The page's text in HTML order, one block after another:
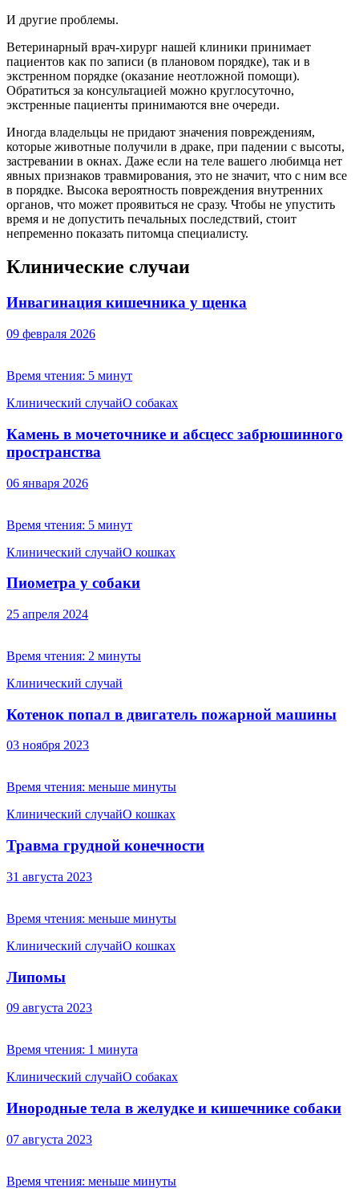
И другие проблемы.
Ветеринарный врач-хирург нашей клиники принимает
пациентов как по записи (в плановом порядке), так и в
экстренном порядке (оказание неотложной помощи).
Обратиться за консультацией можно круглосуточно,
экстренные пациенты принимаются вне очереди.
Иногда владельцы не придают значения повреждениям,
которые животные получили в драке, при падении с высоты,
застревании в окнах. Даже если на теле вашего любимца нет
явных признаков травмирования, это не значит, что с ним все
в порядке. Высока вероятность повреждения внутренних
органов, что может проявиться не сразу. Чтобы не упустить
время и не допустить печальных последствий, стоит
непременно показать питомца специалисту.
Клинические случаи
Инвагинация кишечника у щенка
09 февраля 2026
Время чтения: 5 минут
Клинический случайО собаках
Камень в мочеточнике и абсцесс забрюшинного
пространства
06 января 2026
Время чтения: 5 минут
Клинический случайО кошках
Пиометра у собаки
25 апреля 2024
Время чтения: 2 минуты
Клинический случай
Котенок попал в двигатель пожарной машины
03 ноября 2023
Время чтения: меньше минуты
Клинический случайО кошках
Травма грудной конечности
31 августа 2023
Время чтения: меньше минуты
Клинический случайО кошках
Липомы
09 августа 2023
Время чтения: 1 минута
Клинический случайО собаках
Инородные тела в желудке и кишечнике собаки
07 августа 2023
Время чтения: меньше минуты